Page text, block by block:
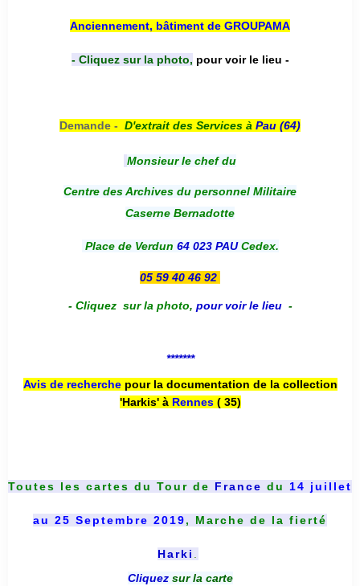
Anciennement, bâtiment de GROUPAMA
- Cliquez sur la photo, pour voir le lieu -
Demande - D'extrait des Services à Pau (64)
Monsieur le chef du
Centre des Archives du personnel Militaire
Caserne Bernadotte
Place de Verdun 64 023 PAUCedex.
05 59 40 46 92
- Cliquez sur la photo, pour voir le lieu -
*******
Avis de recherche pour la documentation de la collection
'Harkis' à Rennes( 35)
Toutes les cartes du Tour de France du 14 juillet
au 25 Septembre 2019, Marche de la fierté
Harki
Cliquez sur la carte